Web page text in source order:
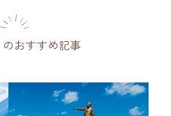
のおすすめ記事